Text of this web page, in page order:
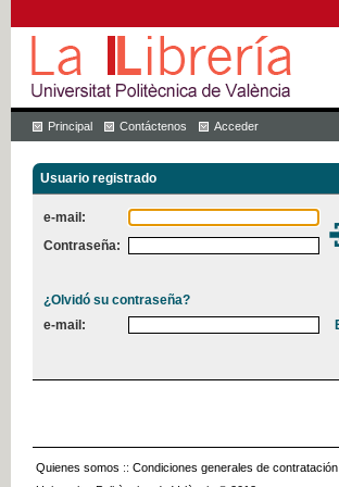
Principal Contáctenos Acceder
Usuario registrado
e-mail:
Contraseña:
¿Olvidó su contraseña?
e-mail:
Quienes somos :: Condiciones generales de contratación